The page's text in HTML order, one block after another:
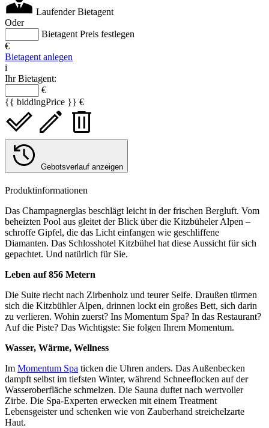
Laufender Bietagent
Oder
Bietagent Preis festlegen
€
Bietagent anlegen
i
Ihr Bietagent:
€
{{ biddingPrice }} €
Gebotsverlauf anzeigen
Produktinformationen
Das Champagnerglas beschlägt leicht in der frischen Bergluft. Vom
beheizten Pool aus gleitet der Blick über die Kitzbüheler Alpen –
schroffe Gipfel, die das Licht einfangen wie geschliffene
Diamanten. Das Schlosshotel Kitzbühel hat diese Aussicht für sich
gepachtet. Und natürlich für Sie.
Leben auf 856 Metern
Die Suite riecht nach Zirbenholz und teurer Seife. Draußen türmen
sich die Kitzbühler Alpen, drinnen lockt ein großes Bett, sich darin
zu verlieren. Wohin zuerst? Ins Momentum Spa? In das Restaurant?
Auf die Piste? Das Wichtigste: Sie folgen Ihrem Momentum.
Wasser, Wärme, Wellness
Im Momentum Spa ticken die Uhren anders. Das Außenbecken
dampft selbst im tiefsten Winter, während Schneeflocken auf der
Wasseroberfläche schmelzen. Die Sauna duftet nach wertvoller
Zirbe. Die Spa-Experten erwecken mit einem Treatment
Lebensgeister und schenken wie von Zauberhand streichelzarte
Haut.